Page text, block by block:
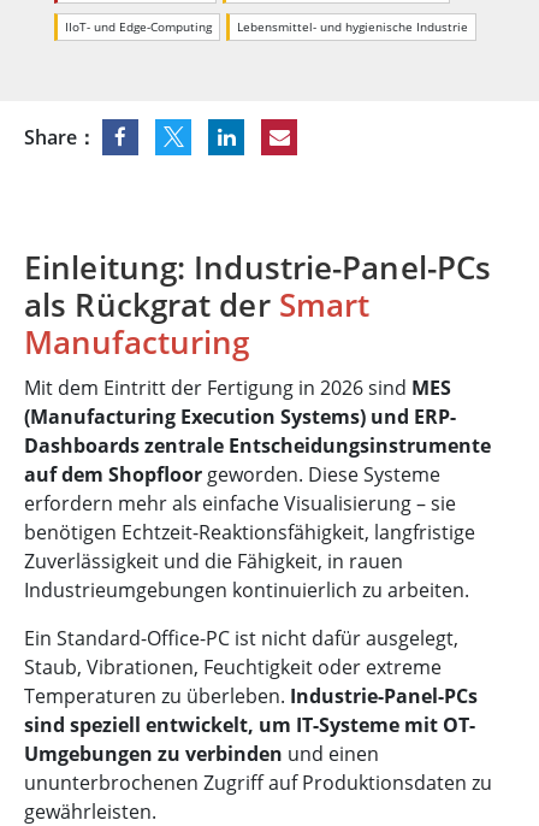
IIoT- und Edge-Computing Lebensmittel- und hygienische Industrie
Share：
Einleitung: Industrie-Panel-PCs
als Rückgrat der Smart
Manufacturing
Mit dem Eintritt der Fertigung in 2026 sind MES
(Manufacturing Execution Systems) und ERP-
Dashboards zentrale Entscheidungsinstrumente
auf dem Shopfloor geworden. Diese Systeme
erfordern mehr als einfache Visualisierung – sie
benötigen Echtzeit-Reaktionsfähigkeit, langfristige
Zuverlässigkeit und die Fähigkeit, in rauen
Industrieumgebungen kontinuierlich zu arbeiten.
Ein Standard-Office-PC ist nicht dafür ausgelegt,
Staub, Vibrationen, Feuchtigkeit oder extreme
Temperaturen zu überleben. Industrie-Panel-PCs
sind speziell entwickelt, um IT-Systeme mit OT-
Umgebungen zu verbinden und einen
ununterbrochenen Zugriff auf Produktionsdaten zu
gewährleisten.